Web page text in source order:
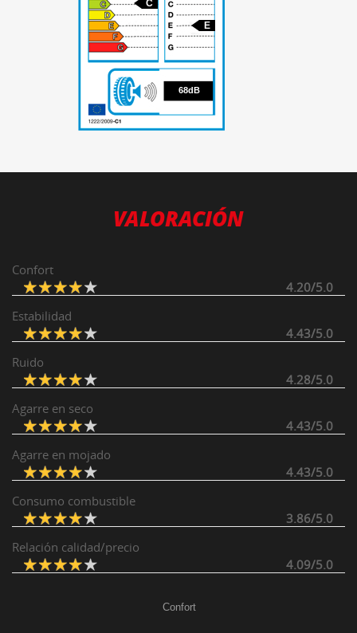
68
C
E
68dB
VALORACIÓN
Confort
4.20/5.0
Estabilidad
4.43/5.0
Ruido
4.28/5.0
Agarre en seco
4.43/5.0
Agarre en mojado
4.43/5.0
Consumo combustible
3.86/5.0
Relación calidad/precio
4.09/5.0
Confort